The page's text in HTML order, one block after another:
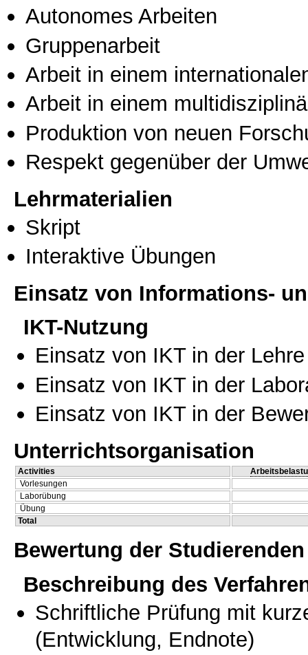
Autonomes Arbeiten
Gruppenarbeit
Arbeit in einem
Arbeit in einem
Produktion von neuen
Respekt gegenüber der
Lehrmaterialien
Skript
Interaktive Übungen
Einsatz von Informations-
IKT-Nutzung
Einsatz von IKT in der Lehre
Einsatz von IKT in der
Einsatz von IKT in der
Unterrichtsorganisation
Activities
Vorlesungen
Laborübung
Übung
Total
Bewertung der Studierenden
Beschreibung des
Schriftliche Prüfung mit
(Entwicklung, Endnote)